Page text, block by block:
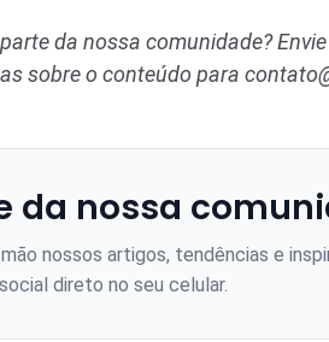
da nossa comunidade?
sobre o conteúdo para
da nossa
nossos artigos, tendências e
direto no seu celular.